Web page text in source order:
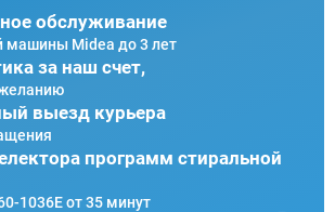
обслуживание
машины Midea до 3 лет
за наш счет,
выезд курьера
программ стиральной
1036E от 35 минут